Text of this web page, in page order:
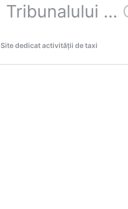
Tribunalului …
dedicat activității de taxi